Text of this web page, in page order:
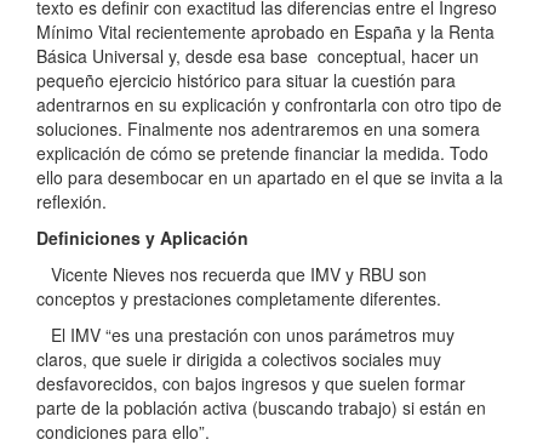
texto es definir con exactitud las diferencias entre el Ingreso
Mínimo Vital recientemente aprobado en España y la Renta
Básica Universal y, desde esa base conceptual, hacer un
pequeño ejercicio histórico para situar la cuestión para
adentrarnos en su explicación y confrontarla con otro tipo de
soluciones. Finalmente nos adentraremos en una somera
explicación de cómo se pretende financiar la medida. Todo
ello para desembocar en un apartado en el que se invita a la
reflexión.
Definiciones y Aplicación
Vicente Nieves nos recuerda que IMV y RBU son
conceptos y prestaciones completamente diferentes.
El IMV “es una prestación con unos parámetros muy
claros, que suele ir dirigida a colectivos sociales muy
desfavorecidos, con bajos ingresos y que suelen formar
parte de la población activa (buscando trabajo) si están en
condiciones para ello”.